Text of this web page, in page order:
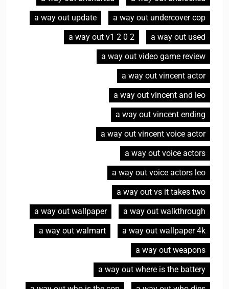
a way out undercover cop
a way out update
a way out used
a way out v1 2 0 2
a way out video game review
a way out vincent actor
a way out vincent and leo
a way out vincent ending
a way out vincent voice actor
a way out voice actors
a way out voice actors leo
a way out vs it takes two
a way out walkthrough
a way out wallpaper
a way out wallpaper 4k
a way out walmart
a way out weapons
a way out where is the battery